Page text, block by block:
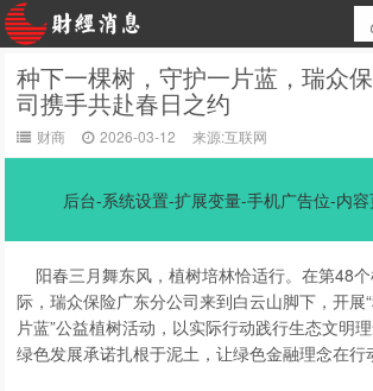
种下一棵树，守护一片蓝，瑞众
司携手共赴春日之约
财商 2026-03-12 来源:互联网
后台-系统设置-扩展变量-手机广告位-内
阳春三月舞东风，植树培林恰适行。在第48
际，瑞众保险广东分公司来到白云山脚下，开展
片蓝”公益植树活动，以实际行动践行生态文明
绿色发展承诺扎根于泥土，让绿色金融理念在行